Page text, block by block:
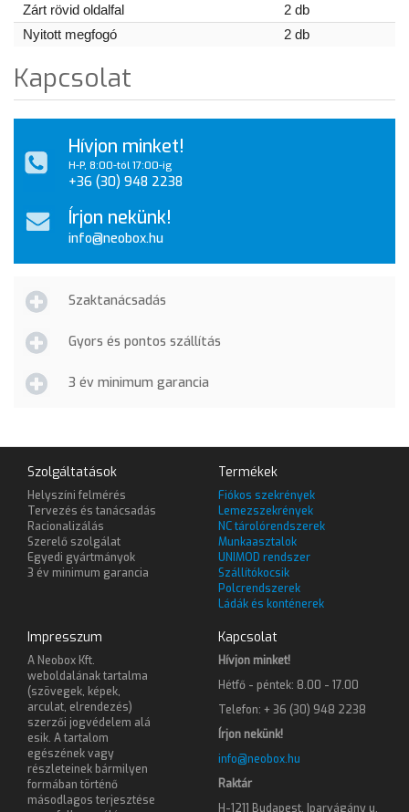
Zárt rövid oldalfal
2 db
Nyitott megfogó
2 db
Kapcsolat
Hívjon minket!
H-P, 8:00-tól 17:00-ig
+36 (30) 948 2238
Írjon nekünk!
info@neobox.hu
Szaktanácsadás
Gyors és pontos szállítás
3 év minimum garancia
Szolgáltatások
Helyszíni felmérés
Tervezés és tanácsadás
Racionalizálás
Szerelő szolgálat
Egyedi gyártmányok
3 év minimum garancia
Termékek
Fiókos szekrények
Lemezszekrények
NC tárolórendszerek
Munkaasztalok
UNIMOD rendszer
Szállítókocsik
Polcrendszerek
Ládák és konténerek
Impresszum
A Neobox Kft.
weboldalának tartalma
(szövegek, képek,
arculat, elrendezés)
szerzői jogvédelem alá
esik. A tartalom
egészének vagy
részleteinek bármilyen
formában történő
másodlagos terjesztése
Kapcsolat
Hívjon minket!
Hétfő - péntek: 8.00 - 17.00
Telefon: + 36 (30) 948 2238
Írjon nekünk!
info@neobox.hu
Raktár
H-1211 Budapest, Iparvágány u.